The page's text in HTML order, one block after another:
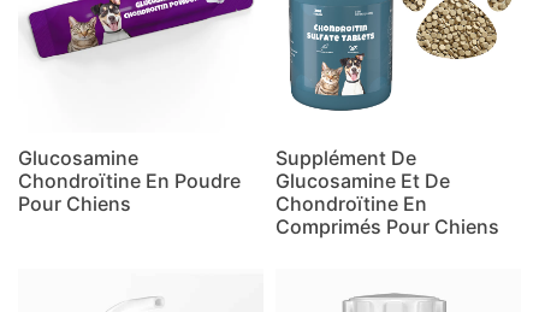
Glucosamine
Chondroïtine En Poudre
Pour Chiens
Supplément De
Glucosamine Et De
Chondroïtine En
Comprimés Pour Chiens